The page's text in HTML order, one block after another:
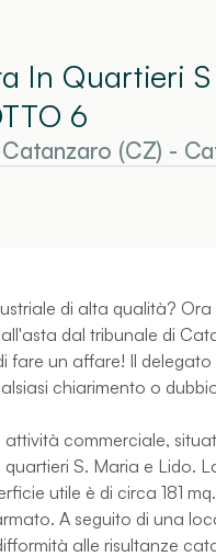
In Quartieri
6
(CZ) -
di alta qualità?
dal tribunale di
fare un affare! Il
chiarimento o
commerciale,
S. Maria e Lido.
utile è di circa 181
A seguito di una
alle risultanze